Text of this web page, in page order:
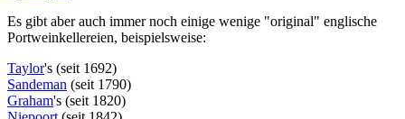
Es gibt aber auch immer noch einige wenige "original" englische
Portweinkellereien, beispielsweise:
Taylor's (seit 1692)
Sandeman (seit 1790)
Graham's (seit 1820)